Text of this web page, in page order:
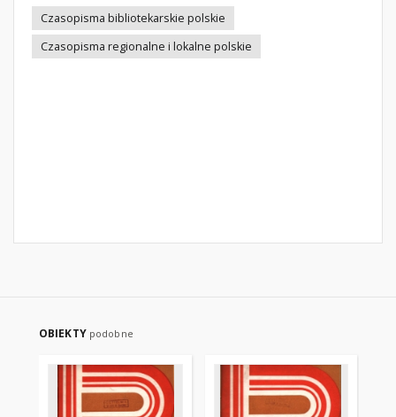
Czasopisma bibliotekarskie polskie
Czasopisma regionalne i lokalne polskie
OBIEKTY podobne